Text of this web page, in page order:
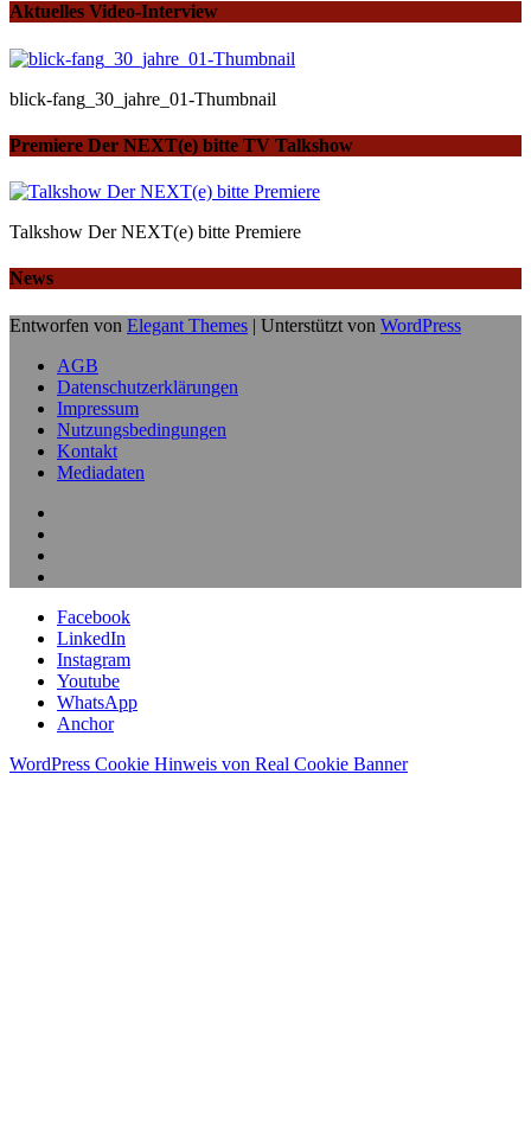
Aktuelles Video-Interview
blick-fang_30_jahre_01-Thumbnail
Premiere Der NEXT(e) bitte TV Talkshow
Talkshow Der NEXT(e) bitte Premiere
News
Entworfen von Elegant Themes | Unterstützt von WordPress
AGB
Datenschutzerklärungen
Impressum
Nutzungsbedingungen
Kontakt
Mediadaten
Facebook
LinkedIn
Instagram
Youtube
WhatsApp
Anchor
WordPress Cookie Hinweis von Real Cookie Banner